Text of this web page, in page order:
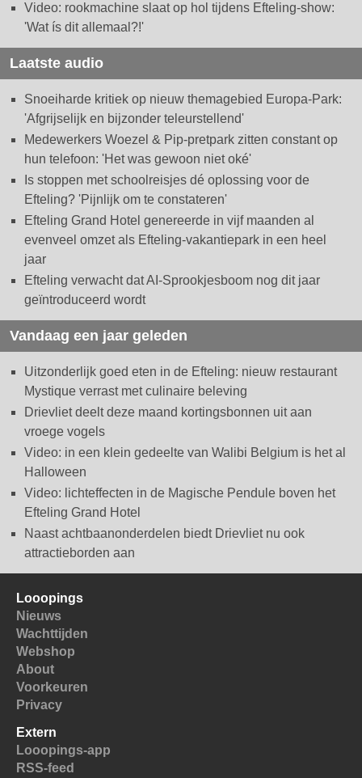
Video: rookmachine slaat op hol tijdens Efteling-show:
'Wat ís dit allemaal?!'
Laatste audio
Snoeiharde kritiek op nieuw themagebied Europa-Park:
'Afgrijselijk en bijzonder teleurstellend'
Medewerkers Woezel & Pip-pretpark zitten constant op
hun telefoon: 'Het was gewoon niet oké'
Is stoppen met schoolreisjes dé oplossing voor de
Efteling? 'Pijnlijk om te constateren'
Efteling Grand Hotel genereerde in vijf maanden al
evenveel omzet als Efteling-vakantiepark in een heel
jaar
Efteling verwacht dat AI-Sprookjesboom nog dit jaar
geïntroduceerd wordt
Vandaag een jaar geleden
Uitzonderlijk goed eten in de Efteling: nieuw restaurant
Mystique verrast met culinaire beleving
Drievliet deelt deze maand kortingsbonnen uit aan
vroege vogels
Video: in een klein gedeelte van Walibi Belgium is het al
Halloween
Video: lichteffecten in de Magische Pendule boven het
Efteling Grand Hotel
Naast achtbaanonderdelen biedt Drievliet nu ook
attractieborden aan
Looopings
Nieuws
Wachttijden
Webshop
About
Voorkeuren
Privacy
Extern
Looopings-app
RSS-feed